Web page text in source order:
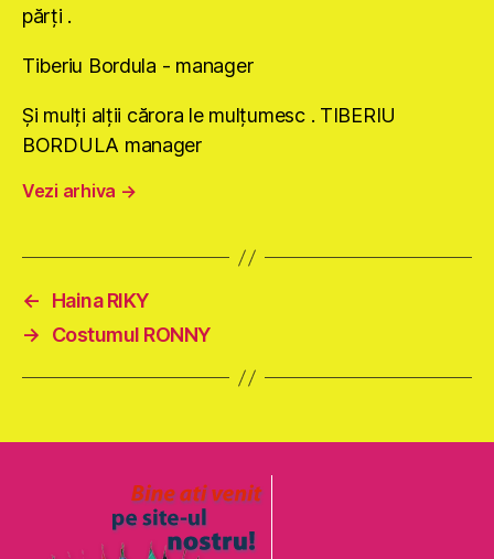
părţi .
Tiberiu Bordula - manager
Şi mulţi alţii cărora le mulţumesc . TIBERIU
BORDULA manager
Vezi arhiva →
←
Haina RIKY
→
Costumul RONNY